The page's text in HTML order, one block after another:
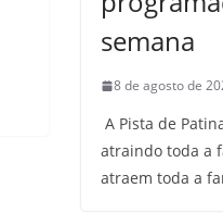
semana
8 de agosto de
A Pista de
atraindo toda a
atraem toda a